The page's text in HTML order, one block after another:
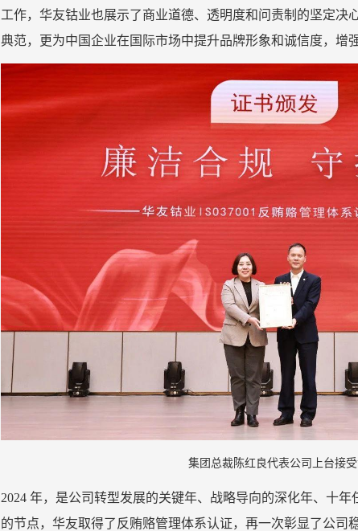
工作，华友钴业也展示了商业道德、透明度和问责制的坚定决
典范，更为中国企业在国际市场中提升品牌形象和诚信度，增
集团总裁陈红良代表公司上台接
2024 年，是公司转型发展的关键年、战略导向的深化年、十
的节点，华友取得了反贿赂管理体系认证，再一次彰显了公司